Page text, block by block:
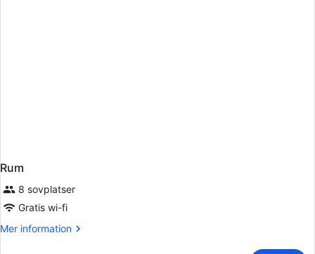
Rum
8 sovplatser
Gratis wi-fi
Mer information
Mer